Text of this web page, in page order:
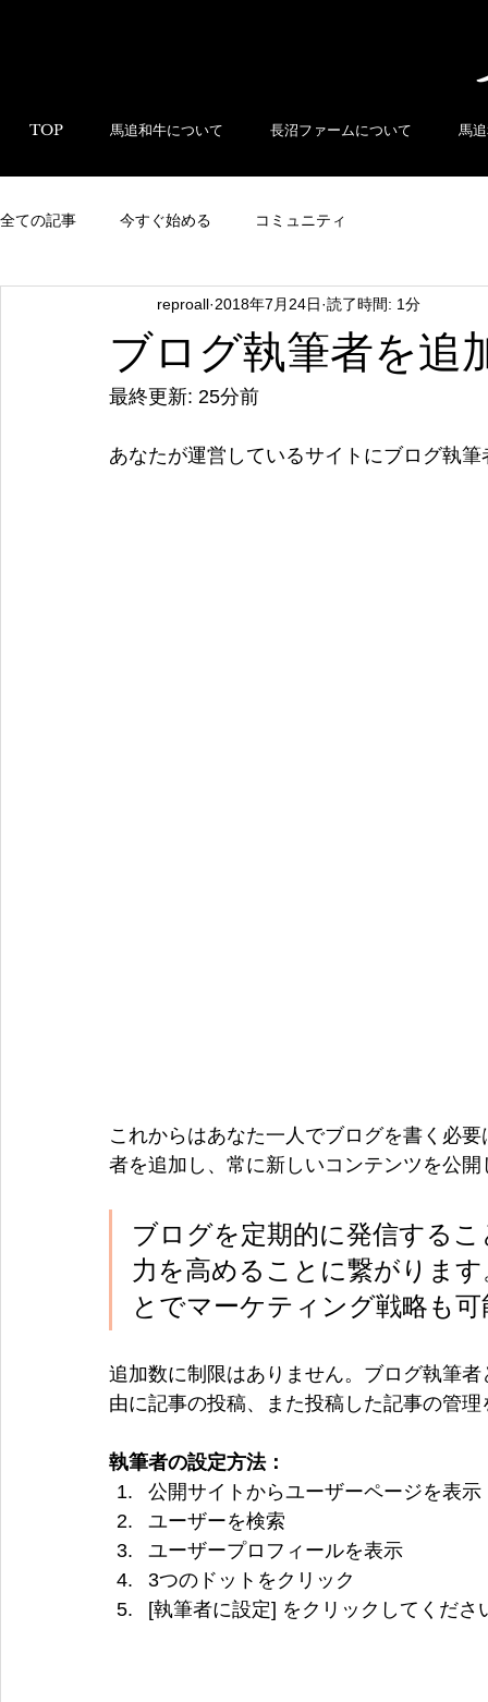
TOP 馬追和牛について 長沼ファームについて 馬
全ての記事 今すぐ始める コミュニティ
ブログ執筆者を追
reproall 2018年7月24日 読了時間: 1分
最終更新: 25分前
あなたが運営しているサイトにブログ執
これからはあなた一人でブログを書く必
者を追加し、常に新しいコンテンツを公開
ブログを定期的に発信する
力を高めることに繋がりま
とでマーケティング戦略も
追加数に制限はありません。ブログ執筆
由に記事の投稿、また投稿した記事の管
執筆者の設定方法：
公開サイトからユーザーページを表示
ユーザーを検索
ユーザープロフィールを表示
3つのドットをクリック
[執筆者に設定] をクリックしてくださ